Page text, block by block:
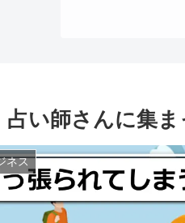
占い師さんに集
ネス